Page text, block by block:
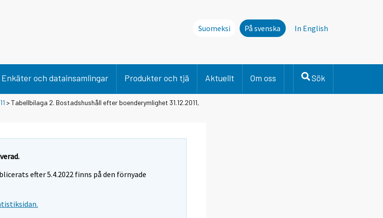
Suomeksi På svenska In English
Enkäter och datainsamlingar Produkter och tjä Aktuellt Om oss Sök
> Tabellbilaga 2. Bostadshushåll efter boenderymlighet 31.12.2011,
efter 5.4.2022 finns på den förnyade